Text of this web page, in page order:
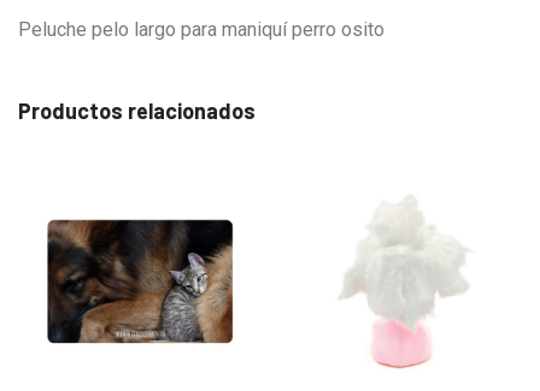
Peluche pelo largo para maniquí perro osito
Productos relacionados